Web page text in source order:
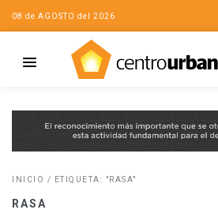
08 de AGOSTO del 2026
INICIO / ETIQUETA: "RASA"
RASA